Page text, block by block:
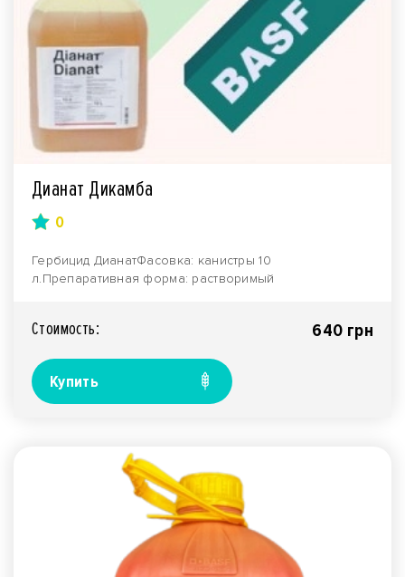
Дианат Дикамба
0
Гербицид ДианатФасовка: канистры 10
л.Препаративная форма: растворимый
Стоимость: 640 грн
Купить